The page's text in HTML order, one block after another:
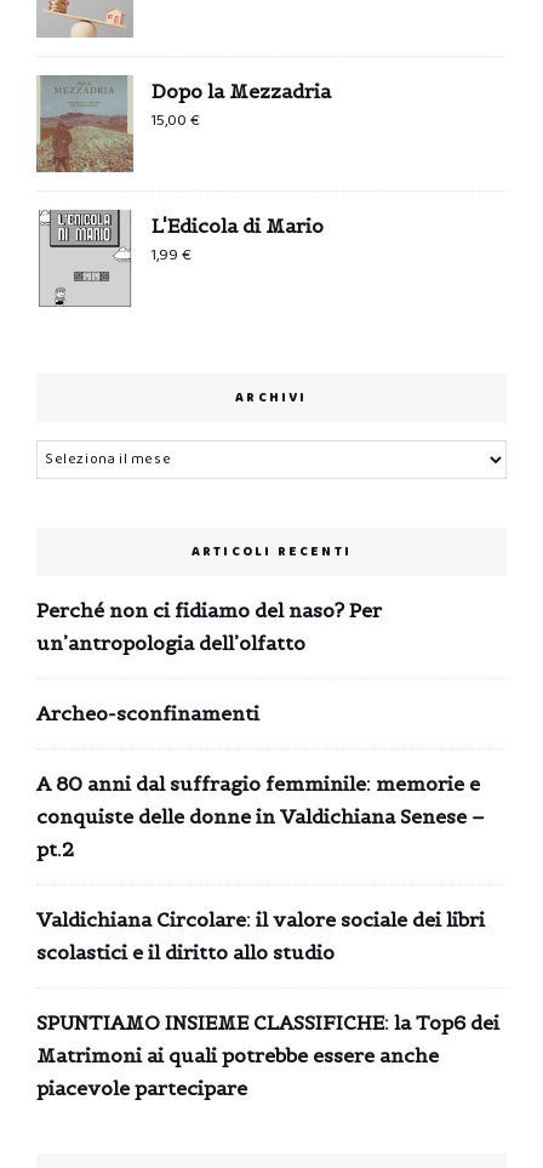
Dopo la Mezzadria
15,00€
L'Edicola di Mario
1,99€
ARCHIVI
Archivi
ARTICOLI RECENTI
Perché non ci fidiamo del naso? Per
un’antropologia dell’olfatto
Archeo-sconfinamenti
A 80 anni dal suffragio femminile: memorie e
conquiste delle donne in Valdichiana Senese –
pt.2
Valdichiana Circolare: il valore sociale dei libri
scolastici e il diritto allo studio
SPUNTIAMO INSIEME CLASSIFICHE: la Top6 dei
Matrimoni ai quali potrebbe essere anche
piacevole partecipare